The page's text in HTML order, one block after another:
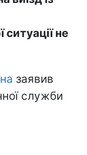
не
заявив
служби